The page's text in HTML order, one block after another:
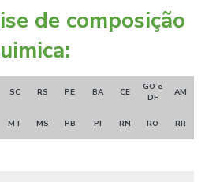
de composição
SC RS PE BA CE
GO e
DF
AM
MT MS PB PI RN RO RR